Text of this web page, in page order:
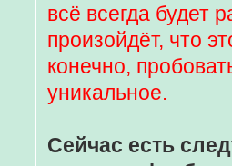
всё всегда будет
произойдёт, что
конечно,
уникальное.
Сейчас есть